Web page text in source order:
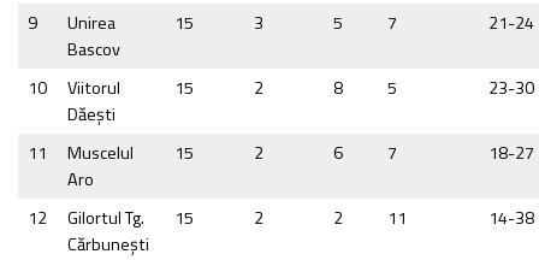
9
Unirea
Bascov
15 3 5 7 21-24
10
Viitorul
Dăeşti
15 2 8 5 23-30
11
Muscelul
Aro
15 2 6 7 18-27
12
Gilortul Tg.
Cărbuneşti
15 2 2 11 14-38